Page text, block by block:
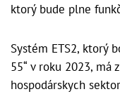
ktorý bude plne
Systém ETS2, ktorý
55“ v roku 2023,
hospodárskych